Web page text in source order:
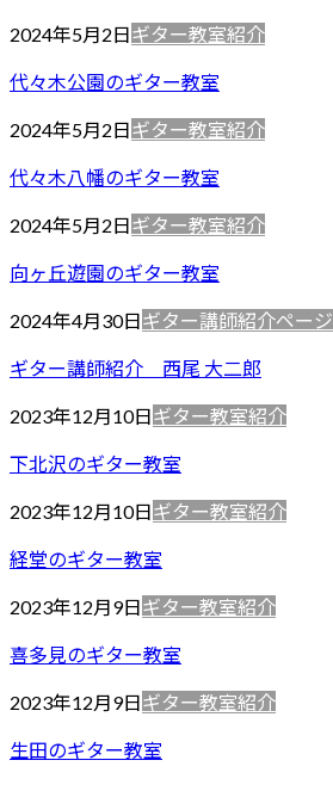
2024年5月2日ギター教室紹介
代々木公園のギター教室
2024年5月2日ギター教室紹介
代々木八幡のギター教室
2024年5月2日ギター教室紹介
向ヶ丘遊園のギター教室
2024年4月30日ギター講師紹介ページ
ギター講師紹介 西尾 大二郎
2023年12月10日ギター教室紹介
下北沢のギター教室
2023年12月10日ギター教室紹介
経堂のギター教室
2023年12月9日ギター教室紹介
喜多見のギター教室
2023年12月9日ギター教室紹介
生田のギター教室